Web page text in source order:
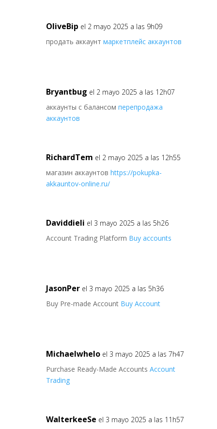
OliveBip el 2 mayo 2025 a las 9h09
продать аккаунт маркетплейс аккаунтов
Bryantbug el 2 mayo 2025 a las 12h07
аккаунты с балансом перепродажа
аккаунтов
RichardTem el 2 mayo 2025 a las 12h55
магазин аккаунтов https://pokupka-
akkauntov-online.ru/
Daviddieli el 3 mayo 2025 a las 5h26
Account Trading Platform Buy accounts
JasonPer el 3 mayo 2025 a las 5h36
Buy Pre-made Account Buy Account
Michaelwhelo el 3 mayo 2025 a las 7h47
Purchase Ready-Made Accounts Account
Trading
WalterkeeSe el 3 mayo 2025 a las 11h57